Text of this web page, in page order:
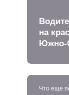
на
Южно-
Что еще